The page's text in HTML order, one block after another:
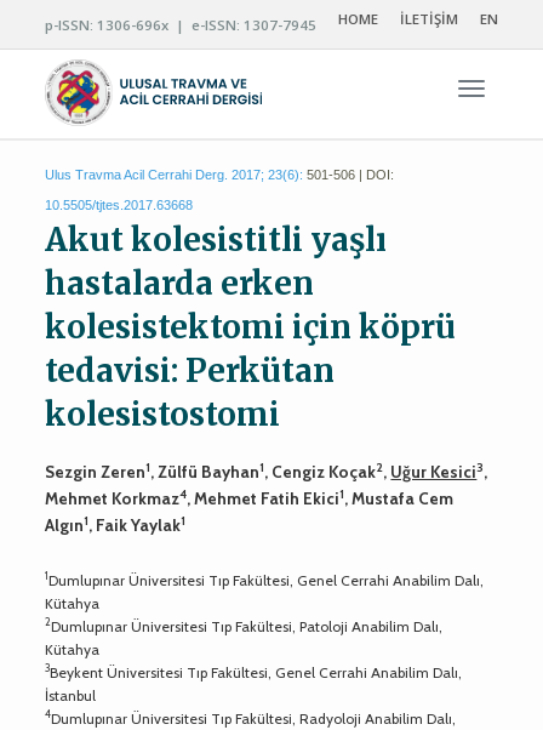
p-ISSN: 1306-696x | e-ISSN: 1307-7945 HOME İLETİŞİM EN
Ulus Travma Acil Cerrahi Derg. 2017; 23(6): 501-506 | DOI:
10.5505/tjtes.2017.63668
Akut kolesistitli yaşlı
hastalarda erken
kolesistektomi için köprü
tedavisi: Perkütan
kolesistostomi
Sezgin Zeren1, Zülfü Bayhan1, Cengiz Koçak2, Uğur Kesici3,
Mehmet Korkmaz4, Mehmet Fatih Ekici1, Mustafa Cem
Algın1, Faik Yaylak1
1Dumlupınar Üniversitesi Tıp Fakültesi, Genel Cerrahi Anabilim Dalı,
Kütahya
2Dumlupınar Üniversitesi Tıp Fakültesi, Patoloji Anabilim Dalı,
Kütahya
3Beykent Üniversitesi Tıp Fakültesi, Genel Cerrahi Anabilim Dalı,
İstanbul
4Dumlupınar Üniversitesi Tıp Fakültesi, Radyoloji Anabilim Dalı,